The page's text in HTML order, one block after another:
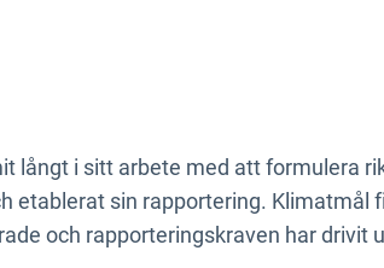
vad som krävs för att gå från
långt i sitt arbete med att formulera
etablerat sin rapportering. Klimatmål
och rapporteringskraven har drivit